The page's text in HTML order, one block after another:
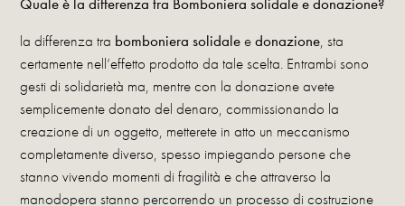
la differenza tra bomboniera solidaleedonazione, sta
certamente nell’effetto prodotto da tale scelta. Entrambi sono
gesti di solidarietà ma, mentre con la donazione avete
semplicemente donato del denaro, commissionando la
creazione di un oggetto, metterete in atto un meccanismo
completamente diverso, spesso impiegando persone che
stanno vivendo momenti di fragilità e che attraverso la
manodopera stanno percorrendo un processo di costruzione